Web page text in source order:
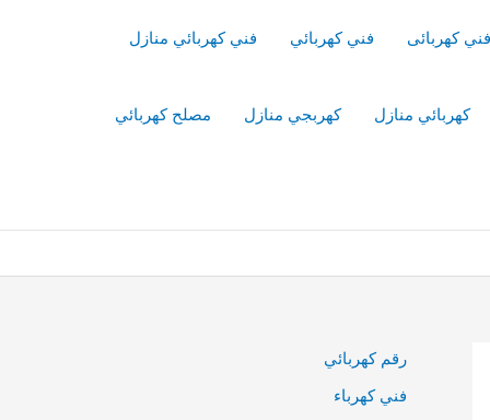
فني كهربائى فني كهربائي فني كهربائي منازل
كهربائي منازل كهربجي منازل مصلح كهربائي
رقم كهربائي
فني كهرباء